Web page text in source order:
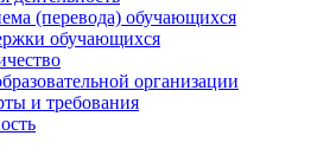
(перевода) обучающихся
обучающихся
организации
и требования